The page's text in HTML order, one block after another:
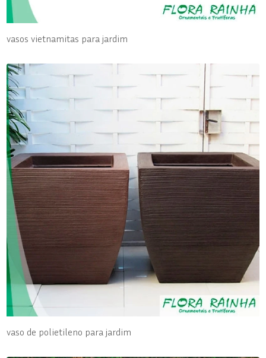
vasos vietnamitas para jardim
vaso de polietileno para jardim